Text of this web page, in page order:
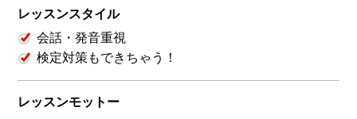
レッスンスタイル
会話・発音重視
検定対策もできちゃう！
レッスンモットー